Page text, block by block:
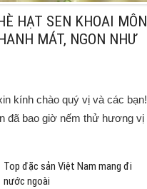
HẠT SEN KHOAI MÔN
MÁT, NGON NHƯ
kính chào quý vị và các bạn!
đã bao giờ nếm thử hương vị
Top đặc sản Việt Nam mang đi
nước ngoài